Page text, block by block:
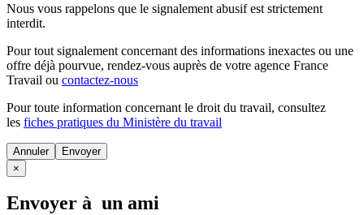
Nous vous rappelons que le signalement abusif est strictement
interdit.
Pour tout signalement concernant des informations inexactes ou une
offre déjà pourvue, rendez-vous auprès de votre agence France
Travail ou contactez-nous
Pour toute information concernant le droit du travail, consultez
les fiches pratiques du Ministère du travail
Annuler
×
Envoyer à un ami